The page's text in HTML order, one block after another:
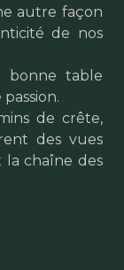
autre façon
de nos
bonne table
de crête,
des vues
la chaîne des